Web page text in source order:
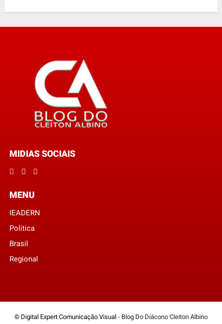
MIDIAS SOCIAIS
MENU
IEADERN
Politica
Brasil
Regional
© Digital Expert Comunicação Visual - Blog Do Diácono Cleiton Albino